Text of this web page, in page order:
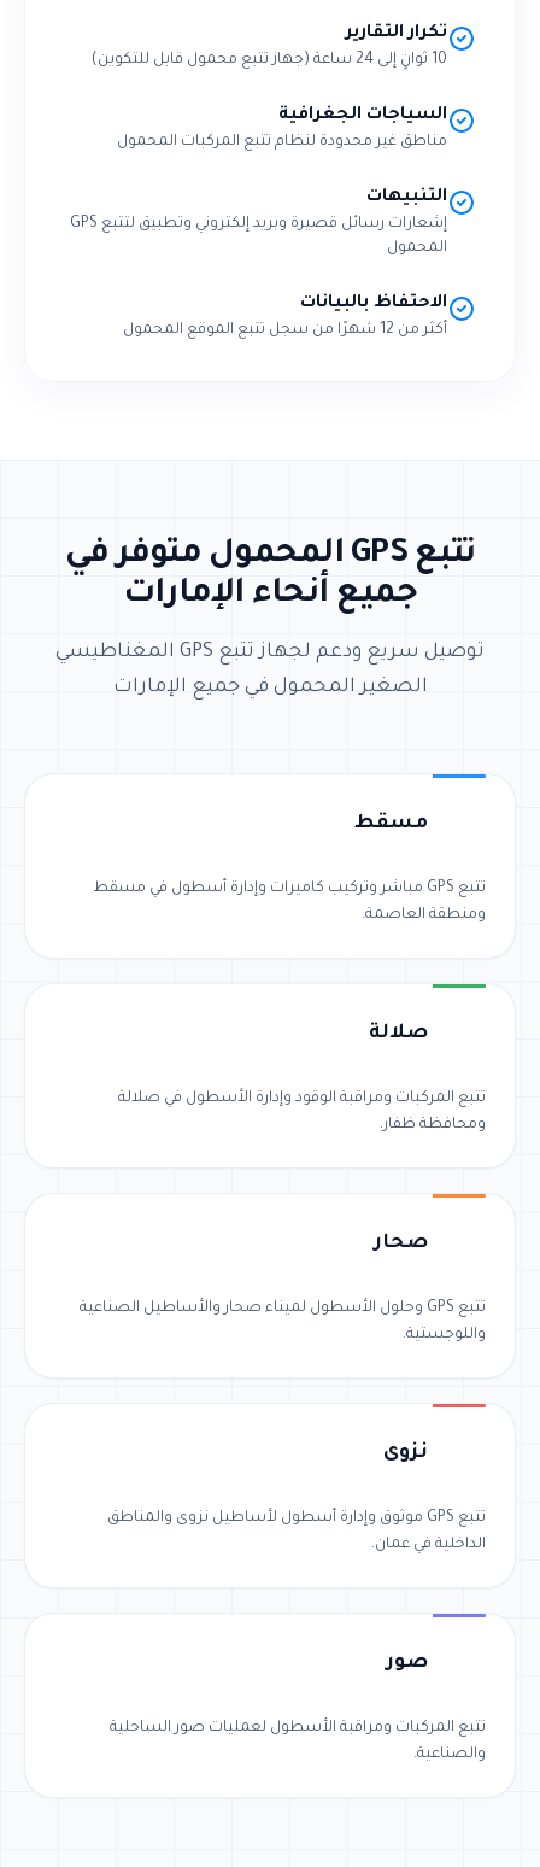
تكرار التقارير
10 ثوانٍ إلى 24 ساعة (جهاز تتبع محمول قابل للتكوين)
السياجات الجغرافية
مناطق غير محدودة لنظام تتبع المركبات المحمول
التنبيهات
إشعارات رسائل قصيرة وبريد إلكتروني وتطبيق لتتبع GPS
المحمول
الاحتفاظ بالبيانات
أكثر من 12 شهرًا من سجل تتبع الموقع المحمول
تتبع GPS المحمول متوفر في
جميع أنحاء الإمارات
توصيل سريع ودعم لجهاز تتبع GPS المغناطيسي
الصغير المحمول في جميع الإمارات
مسقط
تتبع GPS مباشر وتركيب كاميرات وإدارة أسطول في مسقط
ومنطقة العاصمة.
صلالة
تتبع المركبات ومراقبة الوقود وإدارة الأسطول في صلالة
ومحافظة ظفار.
صحار
تتبع GPS وحلول الأسطول لميناء صحار والأساطيل الصناعية
واللوجستية.
نزوى
تتبع GPS موثوق وإدارة أسطول لأساطيل نزوى والمناطق
الداخلية في عمان.
صور
تتبع المركبات ومراقبة الأسطول لعمليات صور الساحلية
والصناعية.